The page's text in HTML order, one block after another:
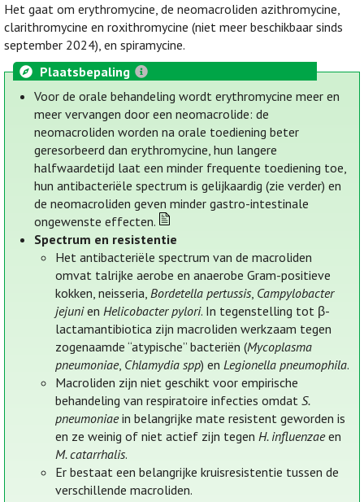
Het gaat om erythromycine, de neomacroliden azithromycine,
clarithromycine en roxithromycine (niet meer beschikbaar sinds
september 2024), en spiramycine.
Plaatsbepaling
Voor de orale behandeling wordt erythromycine meer en
meer vervangen door een neomacrolide: de
neomacroliden worden na orale toediening beter
geresorbeerd dan erythromycine, hun langere
halfwaardetijd laat een minder frequente toediening toe,
hun antibacteriële spectrum is gelijkaardig (zie verder) en
de neomacroliden geven minder gastro-intestinale
ongewenste effecten.
Spectrum en resistentie
Het antibacteriële spectrum van de macroliden
omvat talrijke aerobe en anaerobe Gram-positieve
kokken, neisseria,Bordetella pertussis, Campylobacter
jejunienHelicobacter pylori. In tegenstelling tot β-
lactamantibiotica zijn macroliden werkzaam tegen
zogenaamde “atypische” bacteriën (Mycoplasma
pneumoniae, Chlamydia spp) enLegionella pneumophila.
Macroliden zijn niet geschikt voor empirische
behandeling van respiratoire infecties omdatS.
pneumoniaein belangrijke mate resistent geworden is
en ze weinig of niet actief zijn tegenH. influenzaeen
M. catarrhalis.
Er bestaat een belangrijke kruisresistentie tussen de
verschillende macroliden.